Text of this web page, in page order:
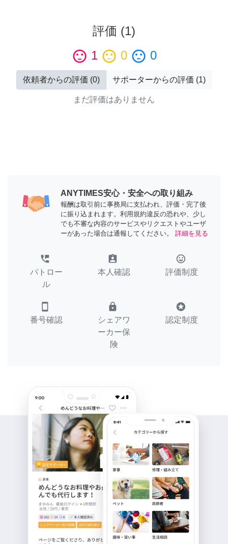
評価 (1)
sentiment_satisfied 1 sentiment_neutral 0 sentiment_dissatisfied 0
依頼者からの評価 (0) サポーターからの評価 (1)
まだ評価はありません
ANYTIMES安心・安全への取り組み
報酬は取引前に事務局に支払われ、評価・完了後
に振り込まれます。利用規約違反の恐れや、少し
でも不審な内容のサービスやリクエストやユーザ
ーがあった場合は通報してください。
詳細を見る
perm_phone_msg
パトロー
ル
assignment_ind
本人確認
tag_faces
評価制度
smartphone
番号確認
lock
シェアワ
ーカー保
険
stars
認定制度